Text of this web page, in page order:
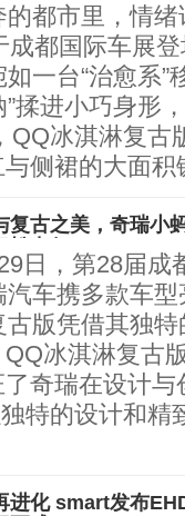
市里，情绪
成都国际车展
一台“治愈系”
揉进小巧身形
冰淇淋复古
侧裙的大面积
复古之美，奇瑞小
，第28届成
汽车携多款车
古版凭借其独
冰淇淋复古
奇瑞在设计
的设计和精
进化 smart发布